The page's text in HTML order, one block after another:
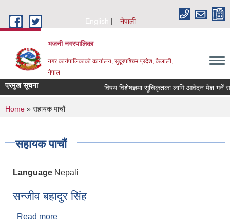
English
नेपाली
भजनी नगरपालिका
नगर कार्यपालिकाको कार्यालय, सुदूरपश्चिम प्रदेश, कैलाली,
नेपाल
प्रमुख सूचना विषय विशेषज्ञमा सूचिकृतका लागि आवेदन पेश गर्ने
You are here
Home » सहायक पाचौं
सहायक पाचौं
Language Nepali
सन्जीव बहादुर सिंह
Read more